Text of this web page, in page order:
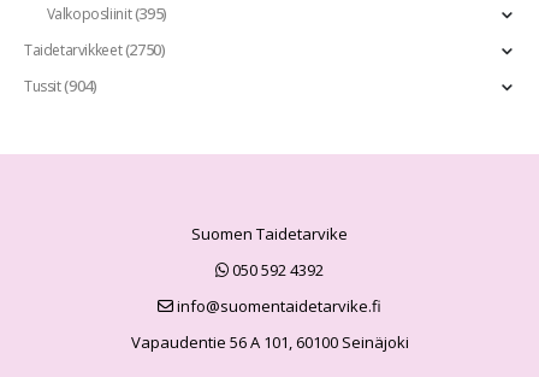
Valkoposliinit(395)
Taidetarvikkeet(2750)
Tussit(904)
Suomen Taidetarvike
050 592 4392
info@suomentaidetarvike.fi
Vapaudentie 56 A 101, 60100 Seinäjoki